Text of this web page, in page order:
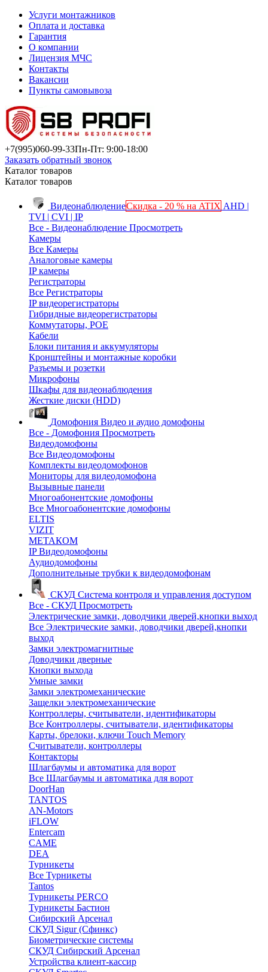
Услуги монтажников
Оплата и доставка
Гарантия
О компании
Лицензия МЧС
Контакты
Вакансии
Пункты самовывоза
+7(995)060-99-33Пн-Пт: 9:00-18:00
Заказать обратный звонок
Каталог товаров
Каталог товаров
ВидеонаблюдениеСкидка - 20 % на ATIX AHD |
TVI | CVI | IP
Все - Видеонаблюдение Просмотреть
Камеры
Все Камеры
Аналоговые камеры
IP камеры
Регистраторы
Все Регистраторы
IP видеорегистраторы
Гибридные видеорегистраторы
Коммутаторы, POE
Кабели
Блоки питания и аккумуляторы
Кронштейны и монтажные коробки
Разъемы и розетки
Микрофоны
Шкафы для видеонаблюдения
Жесткие диски (HDD)
Домофония Видео и аудио домофоны
Все - Домофония Просмотреть
Видеодомофоны
Все Видеодомофоны
Комплекты видеодомофонов
Мониторы для видеодомофона
Вызывные панели
Многоабонентские домофоны
Все Многоабонентские домофоны
ELTIS
VIZIT
МЕТАКОМ
IP Видеодомофоны
Аудиодомофоны
Дополнительные трубки к видеодомофонам
СКУД Система контроля и управления доступом
Все - СКУД Просмотреть
Электрические замки, доводчики дверей,кнопки выход
Все Электрические замки, доводчики дверей,кнопки
выход
Замки электромагнитные
Доводчики дверные
Кнопки выхода
Умные замки
Замки электромеханические
Защелки электромеханические
Контроллеры, считыватели, идентификаторы
Все Контроллеры, считыватели, идентификаторы
Карты, брелоки, ключи Touch Memory
Считыватели, контроллеры
Контакторы
Шлагбаумы и автоматика для ворот
Все Шлагбаумы и автоматика для ворот
DoorHan
TANTOS
AN-Motors
iFLOW
Entercam
CAME
DEA
Турникеты
Все Турникеты
Tantos
Турникеты PERCO
Турникеты Бастион
Сибирский Арсенал
СКУД Sigur (Сфинкс)
Биометрические системы
СКУД Сибирский Арсенал
Устройства клиент-кассир